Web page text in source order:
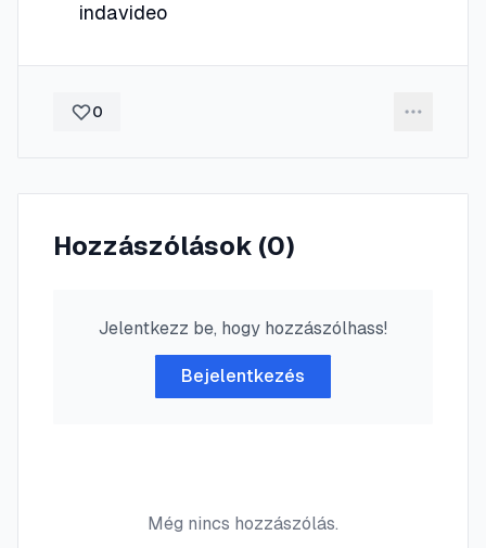
indavideo
0
Hozzászólások (0)
Jelentkezz be, hogy hozzászólhass!
Bejelentkezés
Még nincs hozzászólás.